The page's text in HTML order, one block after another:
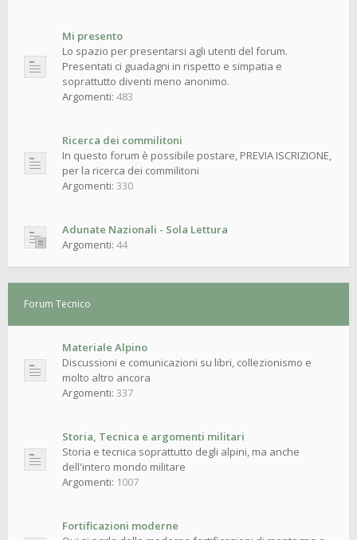
Mi presento
Lo spazio per presentarsi agli utenti del forum.
Presentati ci guadagni in rispetto e simpatia e
soprattutto diventi meno anonimo.
Argomenti: 483
Ricerca dei commilitoni
In questo forum è possibile postare, PREVIA ISCRIZIONE,
per la ricerca dei commilitoni
Argomenti: 330
Adunate Nazionali - Sola Lettura
Argomenti: 44
Forum Tecnico
Materiale Alpino
Discussioni e comunicazioni su libri, collezionismo e
molto altro ancora
Argomenti: 337
Storia, Tecnica e argomenti militari
Storia e tecnica soprattutto degli alpini, ma anche
dell'intero mondo militare
Argomenti: 1007
Fortificazioni moderne